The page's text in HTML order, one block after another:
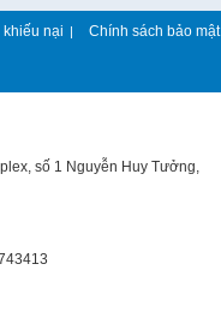
khiếu nại | Chính sách bảo mật
số 1 Nguyễn Huy Tưởng,